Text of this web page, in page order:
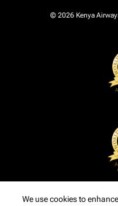
© 2026 Kenya
We use cookies to